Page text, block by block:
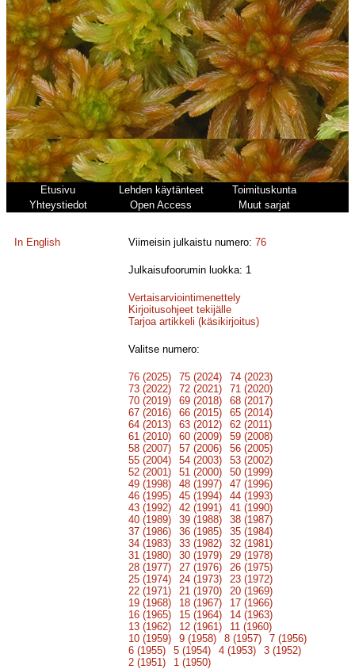
Etusivu Lehden käytänteet
Toimituskunta
Yhteystiedot
Open Access Muut sarjat
In English Viimeisin julkaistu numero:76
Julkaisufoorumin luokka: 1
Vertaisarviointimenettely
Kirjoitusohjeet tekijälle
Tarjoa artikkeli (käsikirjoitus)
Valitse numero:
76 (2025) 75 (2024)
74 (2023)
73 (2022)
72 (2021)
71 (2020)
70 (2019)
69 (2018)
68 (2017)
67 (2016)
66 (2015)
65 (2014)
64 (2013)
63 (2012)
62 (2011)
61 (2010)
60 (2009)
59 (2008)
58 (2007)
57 (2006)
56 (2005)
55 (2004)
54 (2003)
53 (2002)
52 (2001)
51 (2000)
50 (1999)
49 (1998)
48 (1997)
47 (1996)
46 (1995)
45 (1994)
44 (1993)
43 (1992)
42 (1991)
41 (1990)
40 (1989)
39 (1988)
38 (1987)
37 (1986)
36 (1985)
35 (1984)
34 (1983)
33 (1982)
32 (1981)
31 (1980)
30 (1979)
29 (1978)
28 (1977)
27 (1976)
26 (1975)
25 (1974)
24 (1973)
23 (1972)
22 (1971)
21 (1970)
20 (1969)
19 (1968)
18 (1967)
17 (1966)
16 (1965)
15 (1964)
14 (1963)
13 (1962)
12 (1961)
11 (1960)
10 (1959)
9 (1958) 8 (1957)
7 (1956)
6 (1955)
5 (1954) 4 (1953)
3 (1952)
2 (1951)
1 (1950)